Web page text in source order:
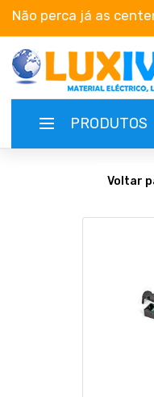
Não perca já as
PRODUTOS
TERMOS E CONDIÇÕES
Voltar